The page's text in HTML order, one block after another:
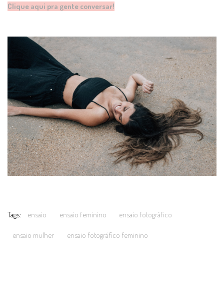
Clique aqui pra gente conversar!
Tags: ensaio ensaio feminino ensaio fotográfico
ensaio mulher ensaio fotográfico feminino